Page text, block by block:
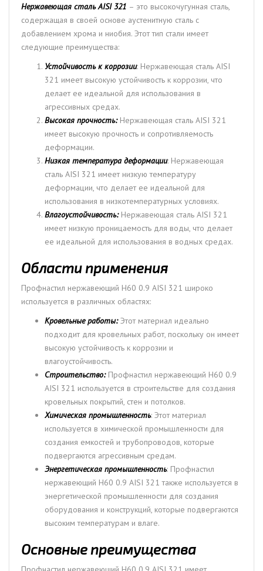
Нержавеющая сталь AISI 321 – это высокочугунная сталь,
содержащая в своей основе аустенитную сталь с
добавлением хрома и ниобия. Этот тип стали имеет
следующие преимущества:
Устойчивость к коррозии: Нержавеющая сталь AISI
321 имеет высокую устойчивость к коррозии, что
делает ее идеальной для использования в
агрессивных средах.
Высокая прочность:Нержавеющая сталь AISI 321
имеет высокую прочность и сопротивляемость
деформации.
Низкая температура деформации: Нержавеющая
сталь AISI 321 имеет низкую температуру
деформации, что делает ее идеальной для
использования в низкотемпературных условиях.
Влагоустойчивость:Нержавеющая сталь AISI 321
имеет низкую проницаемость для воды, что делает
ее идеальной для использования в водных средах.
Области применения
Профнастил нержавеющий Н60 0.9 AISI 321 широко
используется в различных областях:
Кровельные работы:Этот материал идеально
подходит для кровельных работ, поскольку он имеет
высокую устойчивость к коррозии и
влагоустойчивость.
Строительство:Профнастил нержавеющий Н60 0.9
AISI 321 используется в строительстве для создания
кровельных покрытий, стен и потолков.
Химическая промышленность: Этот материал
используется в химической промышленности для
создания емкостей и трубопроводов, которые
подвергаются агрессивным средам.
Энергетическая промышленность: Профнастил
нержавеющий Н60 0.9 AISI 321 также используется в
энергетической промышленности для создания
оборудования и конструкций, которые подвергаются
высоким температурам и влаге.
Основные преимущества